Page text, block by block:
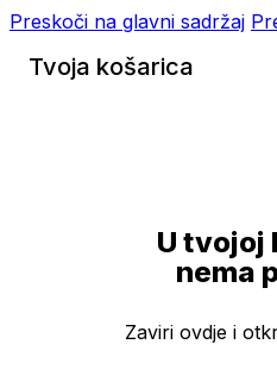
Preskoči na glavni sadržaj
Tvoja košarica
U tvojoj
nema
Zaviri ovdje i